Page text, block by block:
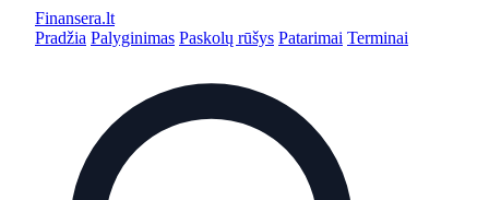
Finansera.lt
Pradžia Palyginimas Paskolų rūšys Patarimai Terminai